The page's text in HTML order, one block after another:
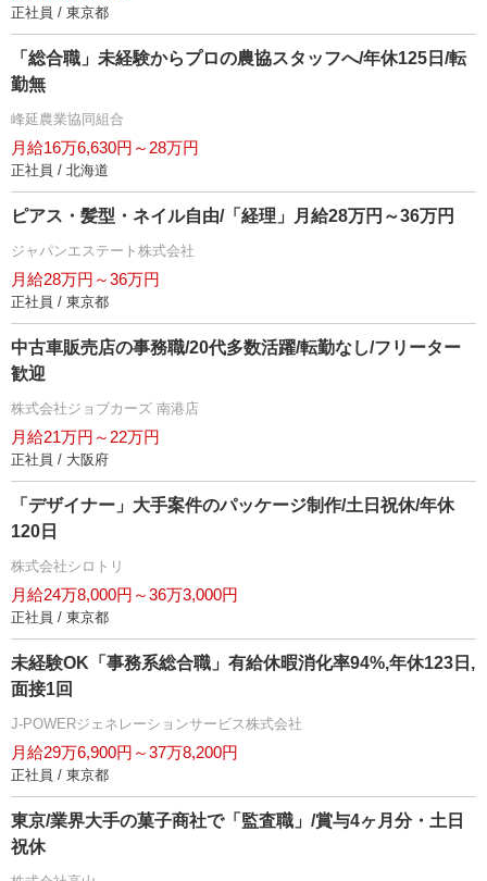
正社員 / 東京都
「総合職」未経験からプロの農協スタッフへ/年休125日/転
勤無
峰延農業協同組合
月給16万6,630円～28万円
正社員 / 北海道
ピアス・髪型・ネイル自由/「経理」月給28万円～36万円
ジャパンエステート株式会社
月給28万円～36万円
正社員 / 東京都
中古車販売店の事務職/20代多数活躍/転勤なし/フリーター
歓迎
株式会社ジョブカーズ 南港店
月給21万円～22万円
正社員 / 大阪府
「デザイナー」大手案件のパッケージ制作/土日祝休/年休
120日
株式会社シロトリ
月給24万8,000円～36万3,000円
正社員 / 東京都
未経験OK「事務系総合職」有給休暇消化率94%,年休123日,
面接1回
J-POWERジェネレーションサービス株式会社
月給29万6,900円～37万8,200円
正社員 / 東京都
東京/業界大手の菓子商社で「監査職」/賞与4ヶ月分・土日
祝休